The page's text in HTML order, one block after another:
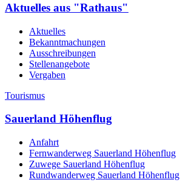
Aktuelles aus "Rathaus"
Aktuelles
Bekanntmachungen
Ausschreibungen
Stellenangebote
Vergaben
Tourismus
Sauerland Höhenflug
Anfahrt
Fernwanderweg Sauerland Höhenflug
Zuwege Sauerland Höhenflug
Rundwanderweg Sauerland Höhenflug